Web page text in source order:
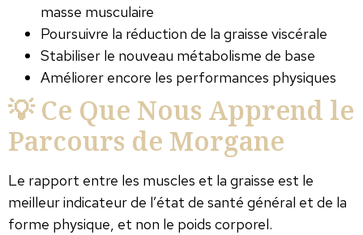
masse musculaire
Poursuivre la réduction de la graisse viscérale
Stabiliser le nouveau métabolisme de base
Améliorer encore les performances physiques
💡 Ce Que Nous Apprend le
Parcours de Morgane
Le rapport entre les muscles et la graisse est le
meilleur indicateur de l’état de santé général et de la
forme physique, et non le poids corporel.